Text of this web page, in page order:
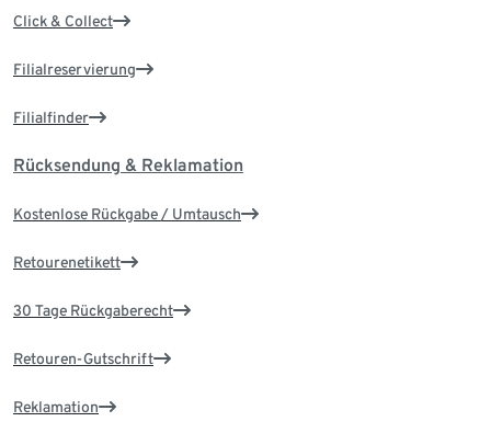
Click & Collect
Filialreservierung
Filialfinder
Rücksendung & Reklamation
Kostenlose Rückgabe / Umtausch
Retourenetikett
30 Tage Rückgaberecht
Retouren-Gutschrift
Reklamation